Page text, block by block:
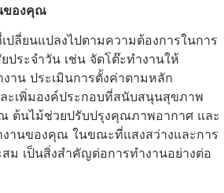
ของคุณ
ลี่ยนแปลงไปตามความต้องการในการ
ระจำวัน เช่น จัดโต๊ะทำงานให้
งาน ประเมินการตั้งค่าตามหลัก
ะเพิ่มองค์ประกอบที่สนับสนุนสุขภาพ
ต้นไม้ช่วยปรับปรุงคุณภาพอากาศ และ
านของคุณ ในขณะที่แสงสว่างและการ
เป็นสิ่งสำคัญต่อการทำงานอย่างต่อ